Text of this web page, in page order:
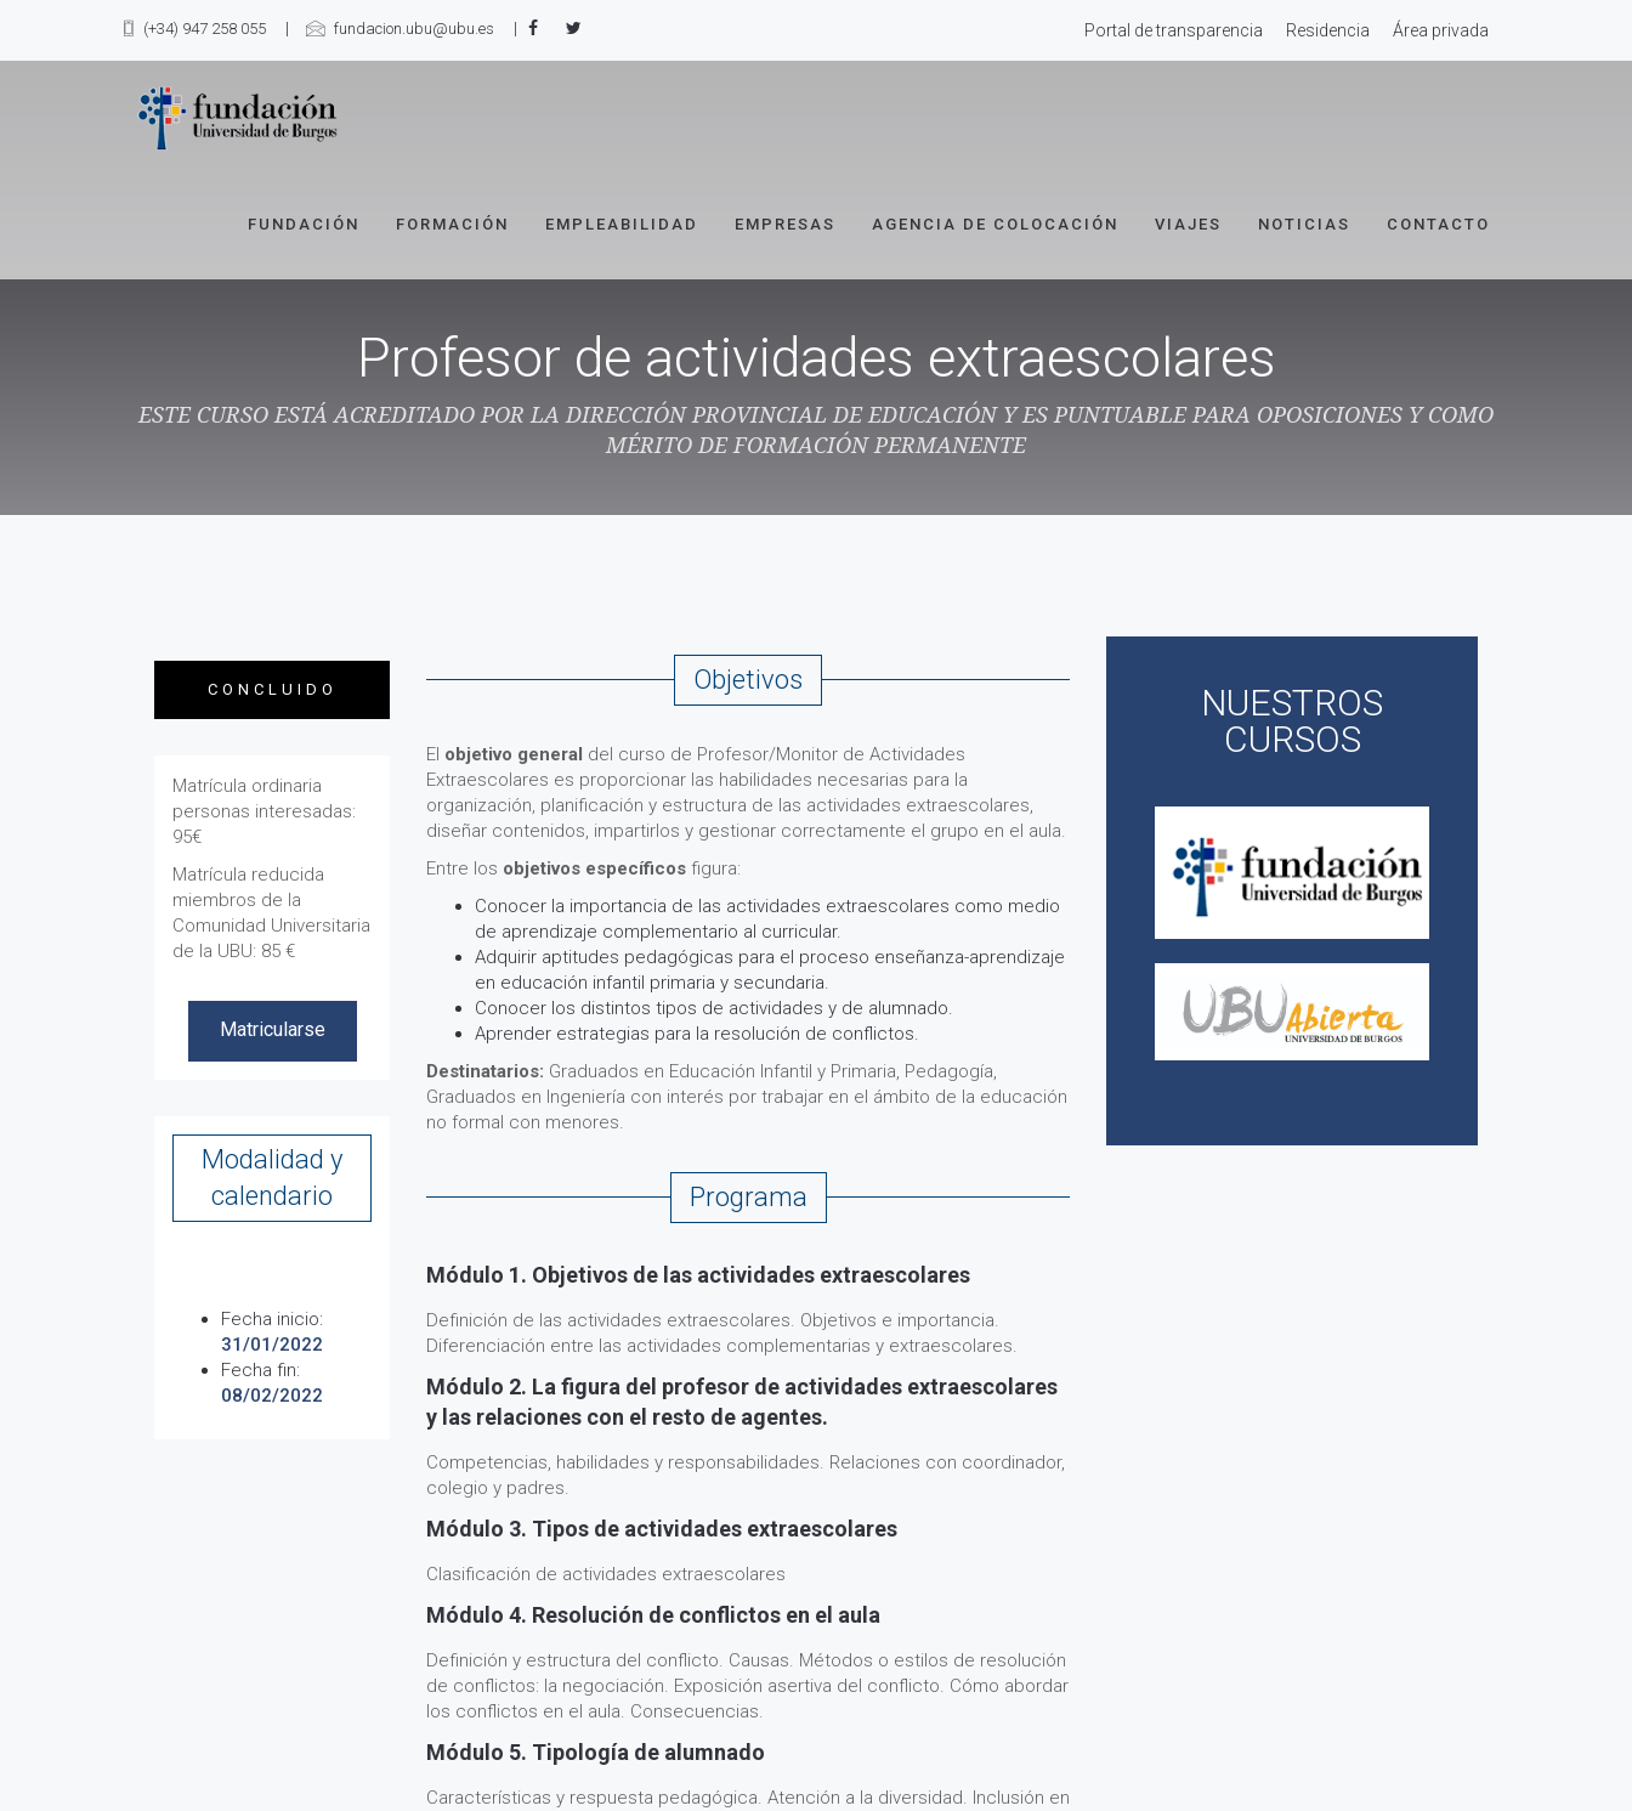
(+34) 947 258 055 fundacion.ubu@ubu.es Portal de transparencia Residencia Área privada
FUNDACIÓN FORMACIÓN EMPLEABILIDAD EMPRESAS AGENCIA DE COLOCACIÓN VIAJES NOTICIAS CONTACTO
Profesor de actividades extraescolares
ESTE CURSO ESTÁ ACREDITADO POR LA DIRECCIÓN PROVINCIAL DE EDUCACIÓN Y ES PUNTUABLE PARA OPOSICIONES Y COMO
MÉRITO DE FORMACIÓN PERMANENTE
CONCLUIDO
Matrícula ordinaria
personas interesadas:
95€
Matrícula reducida
miembros de la
Comunidad Universitaria
de la UBU: 85 €
Matricularse
Modalidad y
calendario
Fecha inicio:
31/01/2022
Fecha fin:
08/02/2022
Objetivos
El objetivo general del curso de Profesor/Monitor de Actividades
Extraescolares es proporcionar las habilidades necesarias para la
organización, planificación y estructura de las actividades extraescolares,
diseñar contenidos, impartirlos y gestionar correctamente el grupo en el aula.
Entre los objetivos específicos figura:
Conocer la importancia de las actividades extraescolares como medio
de aprendizaje complementario al curricular.
Adquirir aptitudes pedagógicas para el proceso enseñanza-aprendizaje
en educación infantil primaria y secundaria.
Conocer los distintos tipos de actividades y de alumnado.
Aprender estrategias para la resolución de conflictos.
Destinatarios: Graduados en Educación Infantil y Primaria, Pedagogía,
Graduados en Ingeniería con interés por trabajar en el ámbito de la educación
no formal con menores.
Programa
Módulo 1. Objetivos de las actividades extraescolares
Definición de las actividades extraescolares. Objetivos e importancia.
Diferenciación entre las actividades complementarias y extraescolares.
Módulo 2. La figura del profesor de actividades extraescolares
y las relaciones con el resto de agentes.
Competencias, habilidades y responsabilidades. Relaciones con coordinador,
colegio y padres.
Módulo 3. Tipos de actividades extraescolares
Clasificación de actividades extraescolares
Módulo 4. Resolución de conflictos en el aula
Definición y estructura del conflicto. Causas. Métodos o estilos de resolución
de conflictos: la negociación. Exposición asertiva del conflicto. Cómo abordar
los conflictos en el aula. Consecuencias.
Módulo 5. Tipología de alumnado
Características y respuesta pedagógica. Atención a la diversidad. Inclusión en
NUESTROS
CURSOS